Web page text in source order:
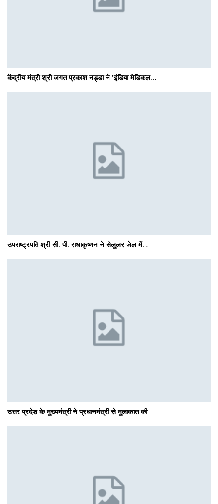
केंद्रीय मंत्री श्री जगत प्रकाश नड्डा ने 'इंडिया मेडिकल…
उपराष्ट्रपति श्री सी. पी. राधाकृष्णन ने सेलुलर जेल में…
उत्तर प्रदेश के मुख्यमंत्री ने प्रधानमंत्री से मुलाकात की